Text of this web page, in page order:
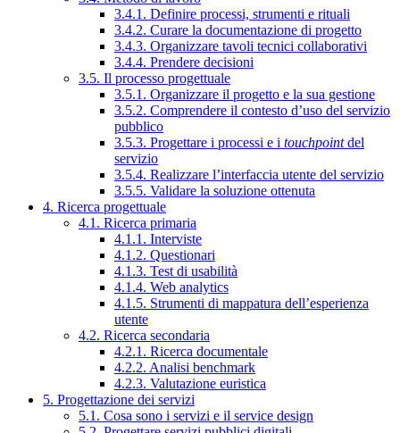
3.4.1. Definire processi, strumenti e rituali
3.4.2. Curare la documentazione di progetto
3.4.3. Organizzare tavoli tecnici collaborativi
3.4.4. Prendere decisioni
3.5. Il processo progettuale
3.5.1. Organizzare il progetto e la sua gestione
3.5.2. Comprendere il contesto d’uso del servizio
pubblico
3.5.3. Progettare i processi e i touchpointdel
servizio
3.5.4. Realizzare l’interfaccia utente del servizio
3.5.5. Validare la soluzione ottenuta
4. Ricerca progettuale
4.1. Ricerca primaria
4.1.1. Interviste
4.1.2. Questionari
4.1.3. Test di usabilità
4.1.4. Web analytics
4.1.5. Strumenti di mappatura dell’esperienza
utente
4.2. Ricerca secondaria
4.2.1. Ricerca documentale
4.2.2. Analisi benchmark
4.2.3. Valutazione euristica
5. Progettazione dei servizi
5.1. Cosa sono i servizi e il service design